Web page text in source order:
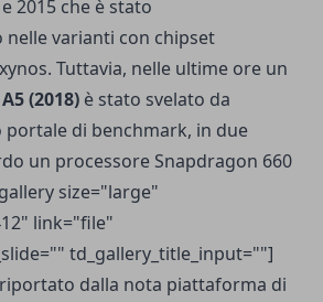
2015 che è stato
nelle varianti con chipset
Tuttavia, nelle ultime ore un
(2018) è stato svelato da
portale di benchmark, in due
un processore Snapdragon 660
size="large"
link="file"
td_gallery_title_input=""]
dalla nota piattaforma di